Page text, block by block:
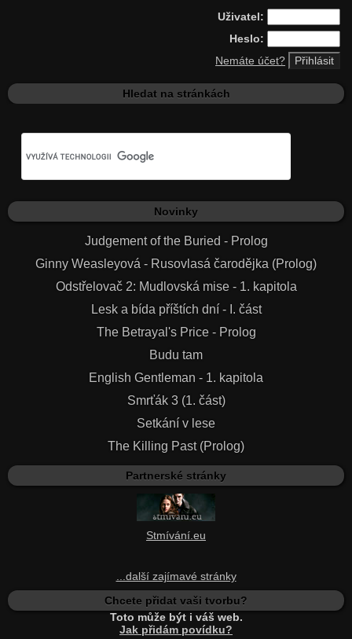
Uživatel:
Heslo:
Nemáte účet?
Hledat na stránkách
Novinky
Judgement of the Buried - Prolog
Ginny Weasleyová - Rusovlasá čarodějka (Prolog)
Odstřelovač 2: Mudlovská mise - 1. kapitola
Lesk a bída příštích dní - I. část
The Betrayal's Price - Prolog
Budu tam
English Gentleman - 1. kapitola
Smrťák 3 (1. část)
Setkání v lese
The Killing Past (Prolog)
Partnerské stránky
Stmívání.eu
...další zajímavé stránky
Chcete přidat vaši tvorbu?
Toto může být i váš web.
Jak přidám povídku?